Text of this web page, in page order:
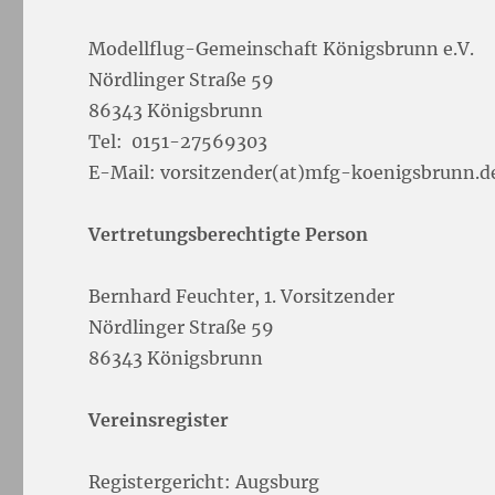
Modellflug-Gemeinschaft Königsbrunn e.V.
Nördlinger Straße 59
86343 Königsbrunn
Tel: 0151-27569303
E-Mail: vorsitzender(at)mfg-
Vertretungsberechtigte Person
Bernhard Feuchter, 1. Vorsitzender
Nördlinger Straße 59
86343 Königsbrunn
Vereinsregister
Registergericht: Augsburg